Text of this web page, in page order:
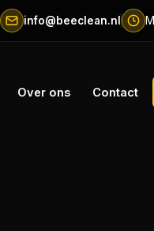
info@beeclean.nl
Over ons Contact